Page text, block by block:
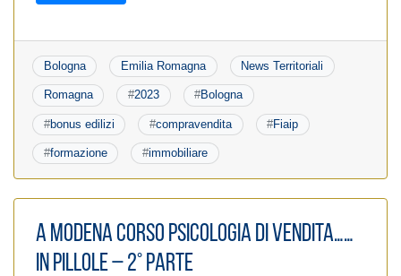
Bologna Emilia Romagna News Territoriali
Romagna #2023 #Bologna
#bonus edilizi #compravendita #Fiaip
#formazione #immobiliare
A Modena Corso Psicologia di vendita……
in pillole – 2° parte